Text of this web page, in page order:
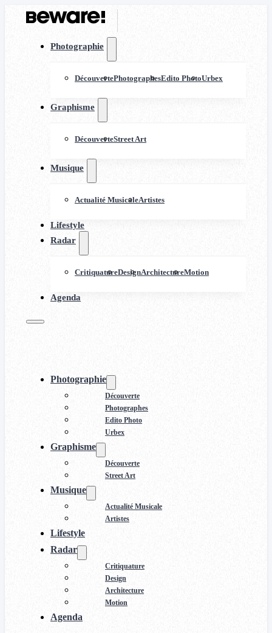
Photographie
DécouvertePhotographesEdito PhotoUrbex
Graphisme
DécouverteStreet Art
Musique
Actualité MusicaleArtistes
Lifestyle
Radar
CritiquatureDesignArchitectureMotion
Agenda
Photographie
Découverte
Photographes
Edito Photo
Urbex
Graphisme
Découverte
Street Art
Musique
Actualité Musicale
Artistes
Lifestyle
Radar
Critiquature
Design
Architecture
Motion
Agenda